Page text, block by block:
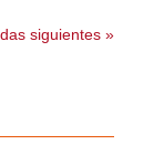
siguientes »